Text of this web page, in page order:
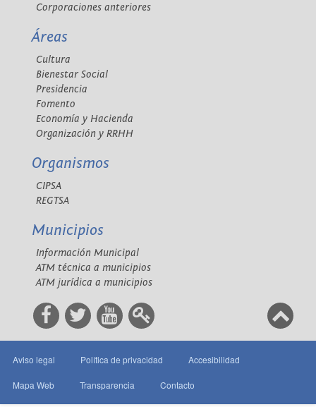
Corporaciones anteriores
Áreas
Cultura
Bienestar Social
Presidencia
Fomento
Economía y Hacienda
Organización y RRHH
Organismos
CIPSA
REGTSA
Municipios
Información Municipal
ATM técnica a municipios
ATM jurídica a municipios
Aviso legal Política de privacidad Accesibilidad
Mapa Web Transparencia Contacto